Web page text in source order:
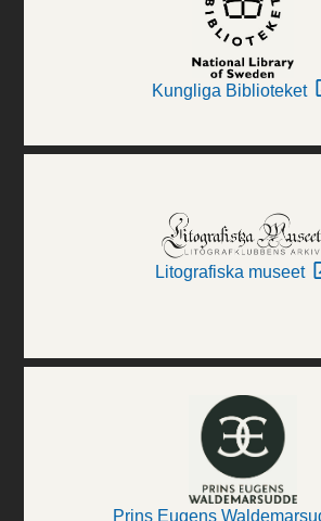
Kungliga Biblioteket
Litografiska museet
Prins Eugens